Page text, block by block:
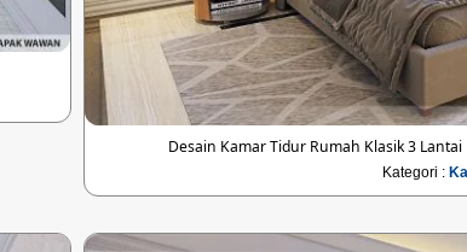
Desain Kamar Tidur Rumah Klasik 3
Kategori :